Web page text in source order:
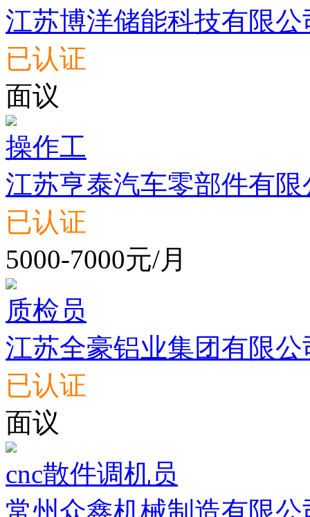
江苏博洋储能科技有限公
已认证
面议
操作工
江苏亨泰汽车零部件有限
已认证
5000-7000元/月
质检员
江苏全豪铝业集团有限公
已认证
面议
cnc散件调机员